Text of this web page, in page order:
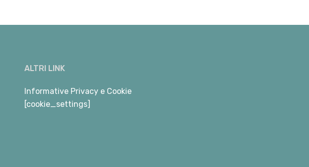
ALTRI LINK
Informative Privacy e Cookie
[cookie_settings]